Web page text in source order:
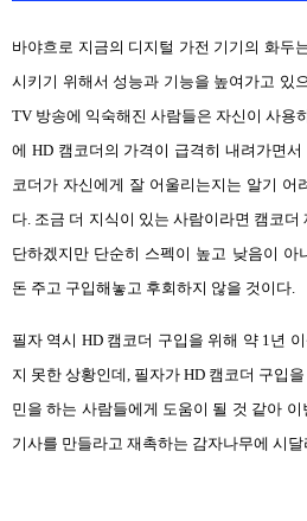
바야흐로 지금의 디지털 가전 기기의 화두
시키기 위해서 성능과 기능을 높여가고 있
TV 방송에 익숙해진 사람들은 자신이 사용
에 HD 캠코더의 가격이 급격히 내려가면
코더가 자신에게 잘 어울리는지는 알기
다. 조금 더 지식이 있는 사람이라면 캠코
단하겠지만 단순히 스펙이 높고 낮음이
돈 주고 구입해놓고 후회하지 않을 것이다.
필자 역시 HD 캠코더 구입을 위해 약 1년
지 못한 상황인데, 필자가 HD 캠코더 구입
민을 하는 사람들에게 도움이 될 것 같아
기사를 만들라고 재촉하는 감자나무에 시